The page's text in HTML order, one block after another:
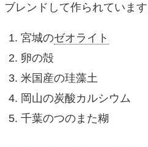
ブレンドして作られています
宮城のゼオライト
卵の殻
米国産の珪藻土
岡山の炭酸カルシウム
千葉のつのまた糊